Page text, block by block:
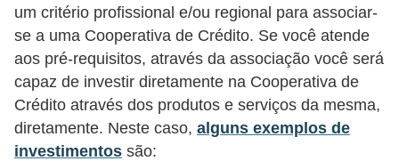
um critério profissional e/ou regional para associar-
se a uma Cooperativa de Crédito. Se você atende
aos pré-requisitos, através da associação você será
capaz de investir diretamente na Cooperativa de
Crédito através dos produtos e serviços da mesma,
diretamente. Neste caso, alguns exemplos de
investimentos são:
u
p
a
n
ç
a